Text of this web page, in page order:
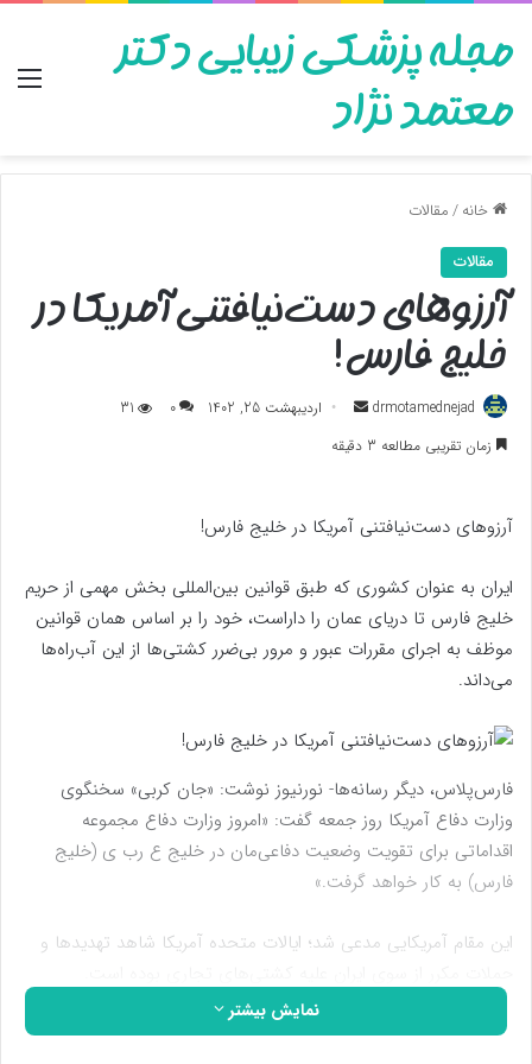
مجله پزشکی زیبایی دکتر
معتمد نژاد
خانه/مقالات
مقالات
آرزوهای دست‌‌نیافتنی آمریکا در
خلیج فارس!
drmotamednejad
ارسال
به
اردیبهشت 25, 1402 0
31
زمان تقریبی مطالعه 3 دقیقه
آرزوهای دست‌‌نیافتنی آمریکا در خلیج فارس!
ایران به عنوان کشوری که طبق قوانین بین‌المللی بخش مهمی از حریم
خلیج فارس تا دریای عمان را داراست، خود را بر اساس همان قوانین
موظف به اجرای مقررات عبور و مرور بی‌ضرر کشتی‌ها از این آب‌راه‌ها
می‌داند.
فارس‌پلاس، دیگر رسانه‌ها- نورنیوز نوشت: «جان کربی» سخنگوی
وزارت دفاع آمریکا روز جمعه گفت: «امروز وزارت دفاع مجموعه
اقداماتی برای تقویت وضعیت دفاعی‌مان در خلیج ع رب ی (خلیج
فارس) به کار خواهد گرفت.»
این مقام آمریکایی مدعی شد؛ ایالات متحده آمریکا شاهد تهدیدها و
ناوگان پنجم نیروی دریایی آمریکا مستقر در بحرین هم اعلام کرد که
نمایش بیشتر